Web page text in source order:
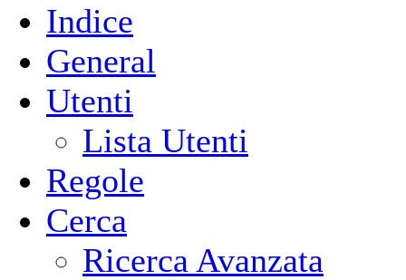
Indice
General
Utenti
Lista Utenti
Regole
Cerca
Ricerca Avanzata